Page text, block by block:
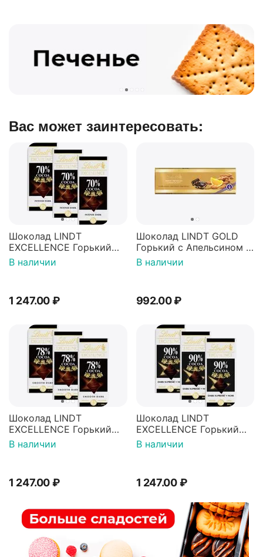
Вас может заинтересовать:
Шоколад LINDT
EXCELLENCE Горький
70% Какао 100г 3штуки
В наличии
1 247.00₽
Шоколад LINDT GOLD
Горький с Апельсином и
Миндалем 300г
В наличии
992.00₽
Шоколад LINDT
EXCELLENCE Горький
78% Какао 100г 3штуки
В наличии
1 247.00₽
Шоколад LINDT
EXCELLENCE Горький
90% Какао 100г 3штуки
В наличии
1 247.00 ₽